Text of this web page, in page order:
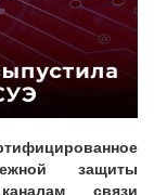
защиты
связи